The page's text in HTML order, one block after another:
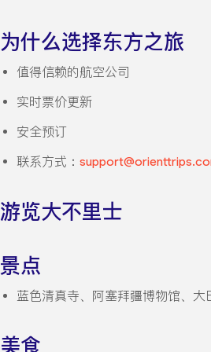
为什么选择东方之旅
值得信赖的航空公司
实时票价更新
安全预订
联系方式：
游览大不里士
景点
蓝色清真寺、阿塞拜疆博物馆、大
美食